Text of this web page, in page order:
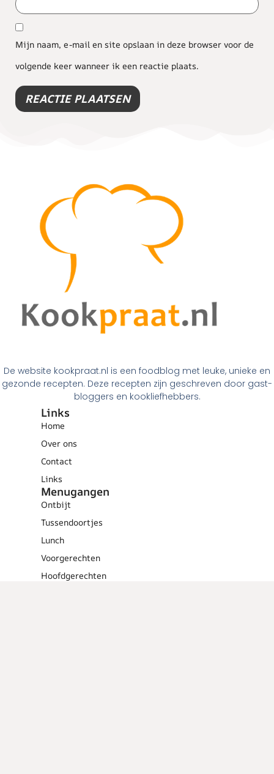
Mijn naam, e-mail en site opslaan in deze browser voor de
volgende keer wanneer ik een reactie plaats.
De website kookpraat.nl is een foodblog met leuke, unieke en
gezonde recepten. Deze recepten zijn geschreven door gast-
bloggers en kookliefhebbers.
Links
Home
Over ons
Contact
Links
Menugangen
Ontbijt
Tussendoortjes
Lunch
Voorgerechten
Hoofdgerechten